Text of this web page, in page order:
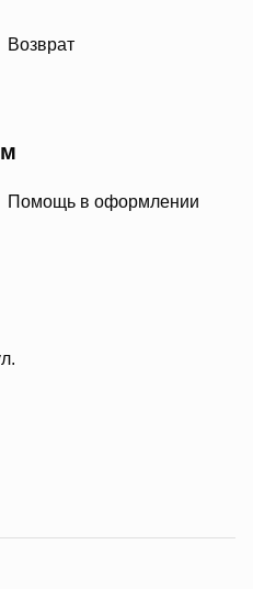
Возврат
Помощь в оформлении